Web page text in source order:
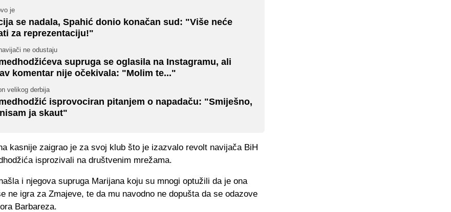
je
se nadala, Spahić donio konačan sud: "Više neće
za reprezentaciju!"
ne odustaju
supruga se oglasila na Instagramu, ali
komentar nije očekivala: "Molim te..."
velikog derbija
isprovociran pitanjem o napadaču: "Smiješno,
ja skaut"
kasnije zaigrao je za svoj klub što je izazvalo revolt navijača BiH
isprozivali na društvenim mrežama.
i njegova supruga Marijana koju su mnogi optužili da je ona
ne igra za Zmajeve, te da mu navodno ne dopušta da se odazove
Barbareza.